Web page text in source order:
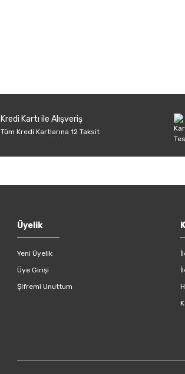
Kredi Kartı ile Alışveriş
Tüm Kredi Kartlarına 12 Taksit
Üyelik
Yeni Üyelik
Üye Girişi
Şifremi Unuttum